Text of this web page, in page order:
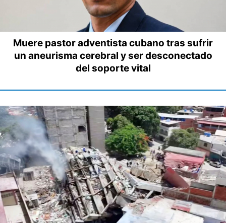
Muere pastor adventista cubano tras sufrir
un aneurisma cerebral y ser desconectado
del soporte vital